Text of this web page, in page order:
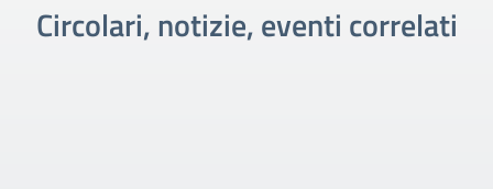
Circolari, notizie, eventi correlati